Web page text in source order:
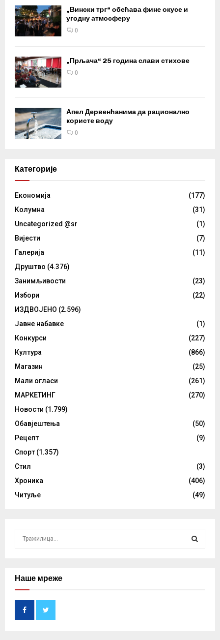
„Вински трг“ обећава фине окусе и
угодну атмосферу
0
„Прљача“ 25 година слави стихове
0
Апел Дервенћанима да рационално
користе воду
0
Категорије
Eкономија
(177)
Kолумнa
(31)
Uncategorized @sr
(1)
Вијести
(7)
Галерија
(11)
Друштво (4.376)
Занимљивости
(23)
Избори
(22)
ИЗДВОЈЕНО (2.596)
Јавне набавке
(1)
Конкурси
(227)
Култура
(866)
Магазин
(25)
Мали огласи
(261)
МАРКЕТИНГ
(270)
Новости (1.799)
Обавјештења
(50)
Рецепт
(9)
Спорт (1.357)
Стил
(3)
Хроника
(406)
Читуље
(49)
cНаше мреже